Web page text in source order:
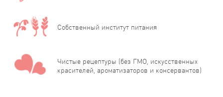
Собственный институт питания
Чистые рецептуры (без ГМО, искусственных
красителей, ароматизаторов и консервантов)